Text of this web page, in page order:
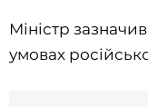
Міністр
умовах